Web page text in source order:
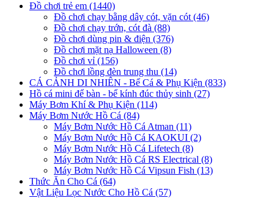
Đồ chơi trẻ em (1440)
Đồ chơi chạy bằng dây cót, vặn cót (46)
Đồ chơi chạy trớn, cót đà (88)
Đồ chơi dùng pin & điện (376)
Đồ chơi mặt nạ Halloween (8)
Đồ chơi vỉ (156)
Đồ chơi lồng đèn trung thu (14)
CÁ CẢNH DI NHIÊN - Bể Cá & Phụ Kiện (833)
Hồ cá mini để bàn - bể kính đúc thủy sinh (27)
Máy Bơm Khí & Phụ Kiện (114)
Máy Bơm Nước Hồ Cá (84)
Máy Bơm Nước Hồ Cá Atman (11)
Máy Bơm Nước Hồ Cá KAOKUI (2)
Máy Bơm Nước Hồ Cá Lifetech (8)
Máy Bơm Nước Hồ Cá RS Electrical (8)
Máy Bơm Nước Hồ Cá Vipsun Fish (13)
Thức Ăn Cho Cá (64)
Vật Liệu Lọc Nước Cho Hồ Cá (57)